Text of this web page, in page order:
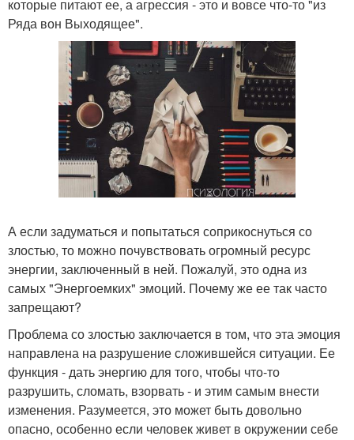
которые питают ее, а агрессия - это и вовсе что-то "из
Ряда вон Выходящее".
А если задуматься и попытаться соприкоснуться со
злостью, то можно почувствовать огромный ресурс
энергии, заключенный в ней. Пожалуй, это одна из
самых "Энергоемких" эмоций. Почему же ее так часто
запрещают?
Проблема со злостью заключается в том, что эта эмоция
направлена на разрушение сложившейся ситуации. Ее
функция - дать энергию для того, чтобы что-то
разрушить, сломать, взорвать - и этим самым внести
изменения. Разумеется, это может быть довольно
опасно, особенно если человек живет в окружении себе